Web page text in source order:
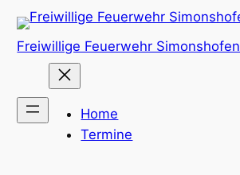
Zum
Inhalt
springen
Freiwillige Feuerwehr Simonshofen
Home
Termine